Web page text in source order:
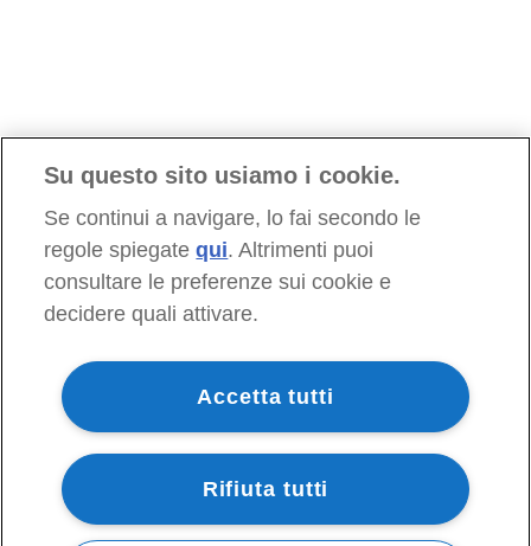
Su questo sito usiamo i cookie.
Se continui a navigare, lo fai secondo le
regole spiegate qui. Altrimenti puoi
consultare le preferenze sui cookie e
decidere quali attivare.
Accetta tutti
Rifiuta tutti